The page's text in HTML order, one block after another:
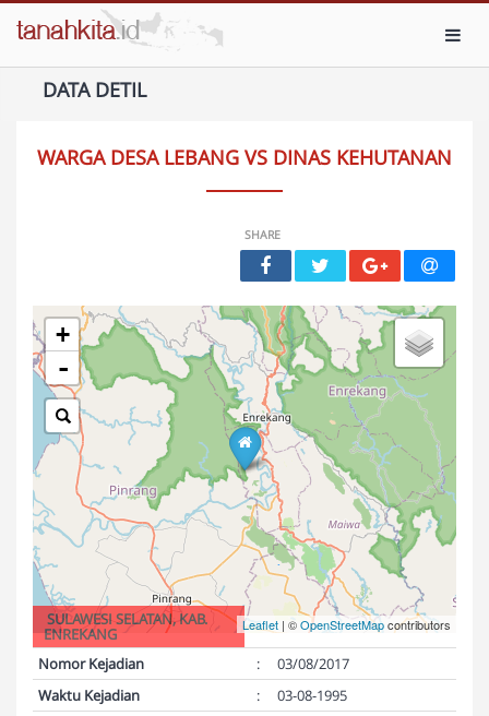
DATA DETIL
WARGA DESA LEBANG VS DINAS KEHUTANAN
SHARE
+
-
Leaflet | ©OpenStreetMapcontributors
SULAWESI SELATAN, KAB.
ENREKANG
Nomor Kejadian
:
03/08/2017
Waktu Kejadian
:
03-08-1995